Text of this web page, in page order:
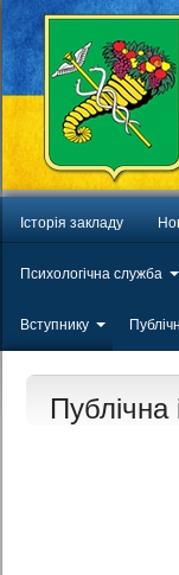
Історія закладу
Психологічна служба
Вступнику
Публічна